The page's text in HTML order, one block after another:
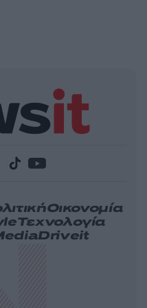
Οικονομία
Τεχνολογία
Driveit